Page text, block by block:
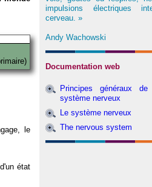
le
état
impulsions électriques
cerveau. »
Andy Wachowski
Documentation web
Principes généraux
système nerveux
Le système nerveux
The nervous system